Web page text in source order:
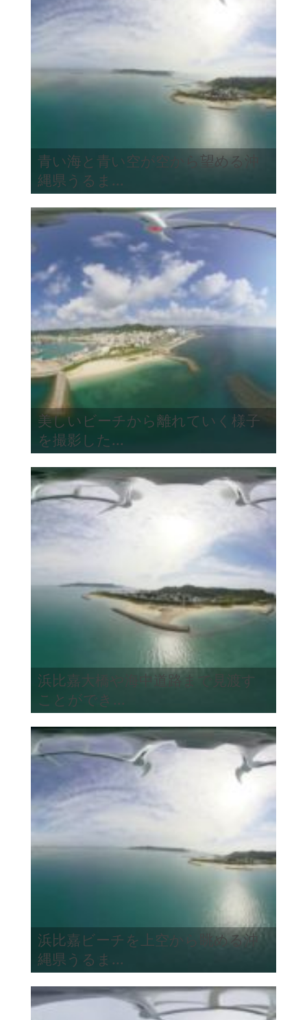
青い海と青い空が空から望める沖
縄県うるま...
美しいビーチから離れていく様子
を撮影した...
浜比嘉大橋や海中道路まで見渡す
ことができ...
浜比嘉ビーチを上空から眺める沖
縄県うるま...